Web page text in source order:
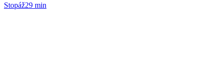
Stopáž29 min